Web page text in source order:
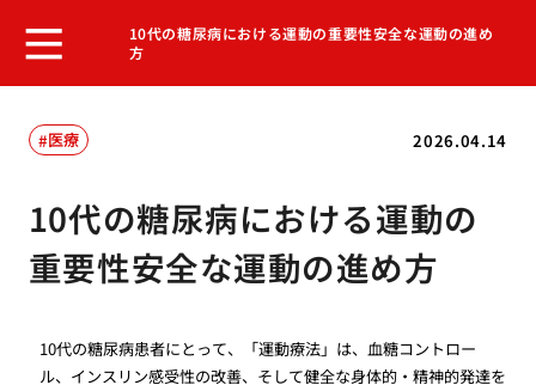
10代の糖尿病における運動の重要性安全な運動の進め
方
2026.04.14
医療
10代の糖尿病における運動の
重要性安全な運動の進め方
10代の糖尿病患者にとって、「運動療法」は、血糖コントロー
ル、インスリン感受性の改善、そして健全な身体的・精神的発達を